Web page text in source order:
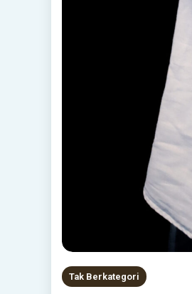
Tak Berkategori